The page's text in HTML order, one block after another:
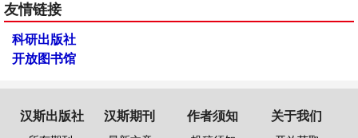
友情链接
科研出版社
开放图书馆
汉斯出版社 汉斯期刊 作者须知 关于我们